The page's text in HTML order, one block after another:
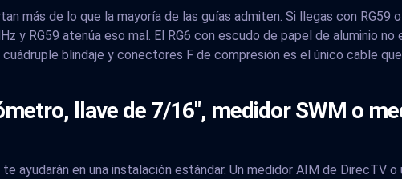
más de lo que la mayoría de las guías admiten. Si llegas con RG59
y RG59 atenúa eso mal. El RG6 con escudo de papel de aluminio no
blindaje y conectores F de compresión es el único cable
llave de 7/16", medidor SWM o
ayudarán en una instalación estándar. Un medidor AIM de DirecTV o